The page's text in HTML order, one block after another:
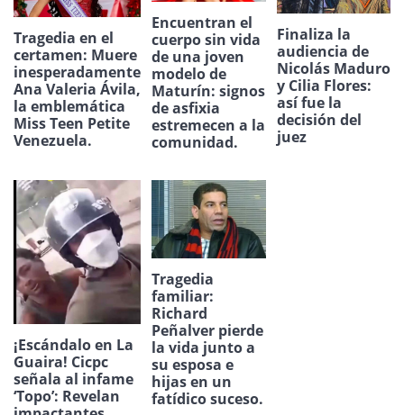
Tragedia en el
certamen: Muere
inesperadamente
Ana Valeria Ávila,
la emblemática
Miss Teen Petite
Venezuela.
Encuentran el
cuerpo sin vida
de una joven
modelo de
Maturín: signos
de asfixia
estremecen a la
comunidad.
Finaliza la
audiencia de
Nicolás Maduro
y Cilia Flores:
así fue la
decisión del
juez
¡Escándalo en La
Guaira! Cicpc
señala al infame
‘Topo’: Revelan
Tragedia
familiar:
Richard
Peñalver pierde
la vida junto a
su esposa e
hijas en un
fatídico suceso.